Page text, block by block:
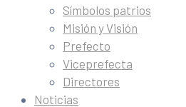
Símbolos patrios
Misión y Visión
Prefecto
Viceprefecta
Directores
Noticias